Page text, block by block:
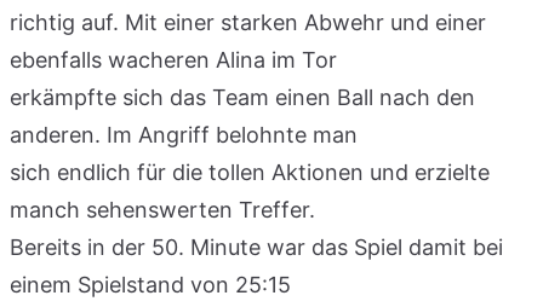
richtig auf. Mit einer starken Abwehr und einer
ebenfalls wacheren Alina im Tor
erkämpfte sich das Team einen Ball nach den
anderen. Im Angriff belohnte man
sich endlich für die tollen Aktionen und erzielte
manch sehenswerten Treffer.
Bereits in der 50. Minute war das Spiel damit bei
einem Spielstand von 25:15